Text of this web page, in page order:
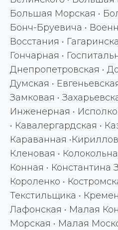
Большая Морская •
Бонч-Бруевича •
Восстания •
Гончарная •
Днепропетровская •
Думская •
Замковая •
Инженерная •
• Кавалергардская •
Караванная
Кленовая •
Конная • Константина
Короленко •
Текстильщика •
Лафонская • Малая
Морская • Малая